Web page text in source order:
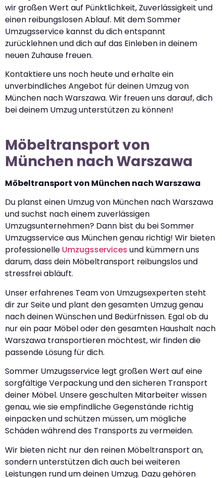
wir großen Wert auf Pünktlichkeit, Zuverlässigkeit und
einen reibungslosen Ablauf. Mit dem Sommer
Umzugsservice kannst du dich entspannt
zurücklehnen und dich auf das Einleben in deinem
neuen Zuhause freuen.
Kontaktiere uns noch heute und erhalte ein
unverbindliches Angebot für deinen Umzug von
München nach Warszawa. Wir freuen uns darauf, dich
bei deinem Umzug unterstützen zu können!
Möbeltransport von
München nach Warszawa
Möbeltransport von München nach Warszawa
Du planst einen Umzug von München nach Warszawa
und suchst nach einem zuverlässigen
Umzugsunternehmen? Dann bist du bei Sommer
Umzugsservice aus München genau richtig! Wir bieten
professionelle Umzugsservices und kümmern uns
darum, dass dein Möbeltransport reibungslos und
stressfrei abläuft.
Unser erfahrenes Team von Umzugsexperten steht
dir zur Seite und plant den gesamten Umzug genau
nach deinen Wünschen und Bedürfnissen. Egal ob du
nur ein paar Möbel oder den gesamten Haushalt nach
Warszawa transportieren möchtest, wir finden die
passende Lösung für dich.
Sommer Umzugsservice legt großen Wert auf eine
sorgfältige Verpackung und den sicheren Transport
deiner Möbel. Unsere geschulten Mitarbeiter wissen
genau, wie sie empfindliche Gegenstände richtig
einpacken und schützen müssen, um mögliche
Schäden während des Transports zu vermeiden.
Wir bieten nicht nur den reinen Möbeltransport an,
sondern unterstützen dich auch bei weiteren
Leistungen rund um deinen Umzug. Dazu gehören